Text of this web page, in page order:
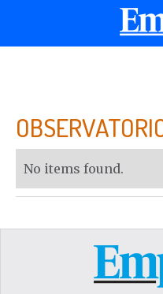
No items found.